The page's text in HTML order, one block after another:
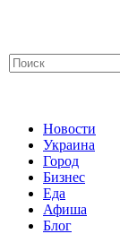
Новости
Украина
Город
Бизнес
Еда
Афиша
Блог